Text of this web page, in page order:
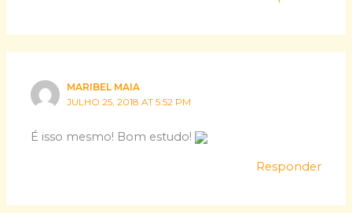
MARIBEL MAIA
JULHO 25, 2018 AT 5:52 PM
É isso mesmo! Bom estudo!
Responder